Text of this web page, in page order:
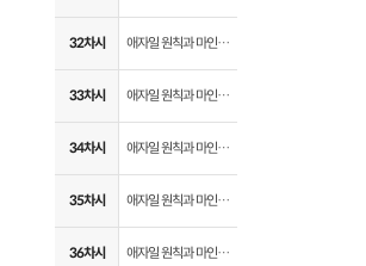
32차시 애자일 원칙과 마인셋(2)
33차시 애자일 원칙과 마인셋(3)
34차시 애자일 원칙과 마인셋(4)
35차시 애자일 원칙과 마인셋(5)
36차시 애자일 원칙과 마인셋(6)